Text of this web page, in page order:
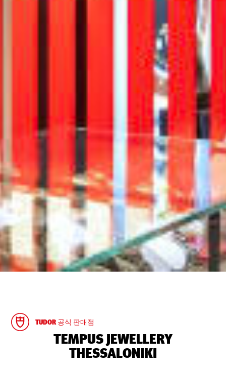
TUDOR 공식 판매점
‭TEMPUS JEWELLERY
THESSALONIKI‬